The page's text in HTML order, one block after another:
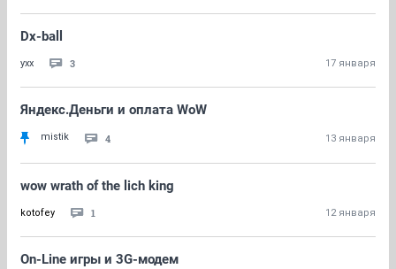
Dx-ball
yxx 3 17 января
Яндекс.Деньги и оплата WoW
mistik 4 13 января
wow wrath of the lich king
kotofey 1 12 января
On-Line игры и 3G-модем